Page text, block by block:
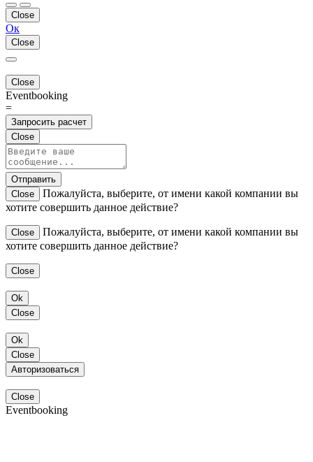
Close
Ок
Close
Close
Eventbooking
=
Запросить расчет
Close
Отправить
Close
Пожалуйста, выберите, от имени какой компании вы
хотите совершить данное действие?
Close
Пожалуйста, выберите, от имени какой компании вы
хотите совершить данное действие?
Close
Ok
Close
Ok
Close
Авторизоваться
Close
Eventbooking